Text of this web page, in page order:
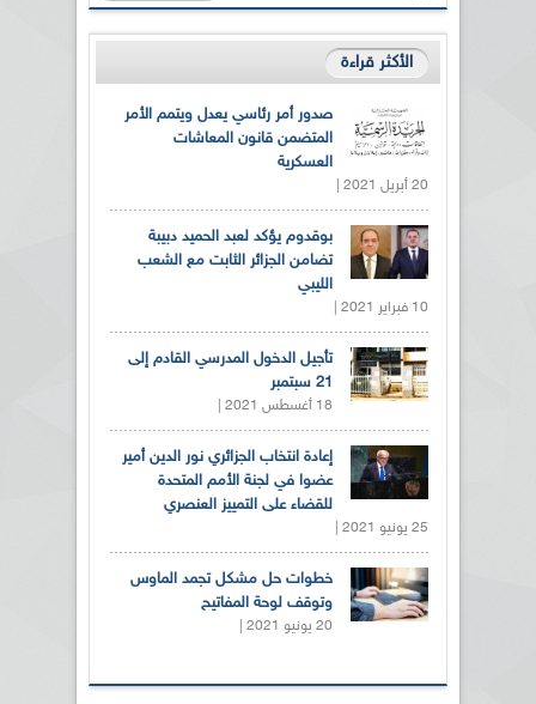
الأكثر قراءة
صدور أمر رئاسي يعدل ويتمم الأمر
المتضمن قانون المعاشات
العسكرية
20 أبريل 2021 |
بوقدوم يؤكد لعبد الحميد دبيبة
تضامن الجزائر الثابت مع الشعب
الليبي
10 فبراير 2021 |
تأجيل الدخول المدرسي القادم إلى
21 سبتمبر
18 أغسطس 2021 |
إعادة انتخاب الجزائري نور الدين أمير
عضوا في لجنة الأمم المتحدة
للقضاء على التمييز العنصري
25 يونيو 2021 |
خطوات حل مشكل تجمد الماوس
وتوقف لوحة المفاتيح
20 يونيو 2021 |